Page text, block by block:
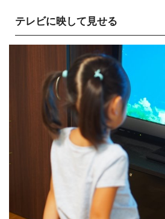
テレビに映して見せる